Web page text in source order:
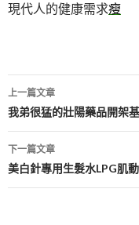
現代人的健康需求瘦
文
章
導
航
列
上一篇文章
我弟很猛的壯陽藥品開架
下一篇文章
美白針專用生髮水LPG肌